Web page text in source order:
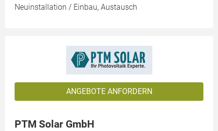
Neuinstallation / Einbau, Austausch
ANGEBOTE ANFORDERN
PTM Solar GmbH